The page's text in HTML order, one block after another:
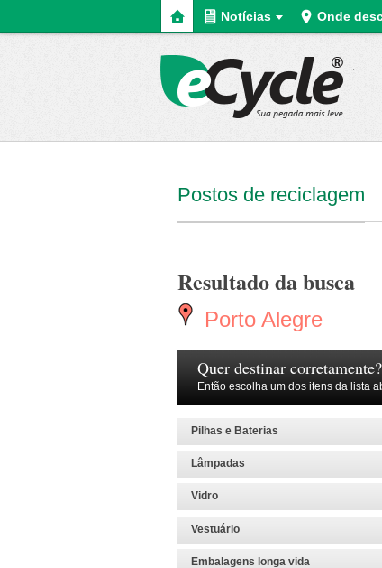
HomeNotícias Onde
Postos de reciclagem
Resultado da busca
Porto Alegre
Quer destinar corretamente?
Então escolha um dos itens da lista
Pilhas e Baterias
Lâmpadas
Vidro
Vestuário
Embalagens longa vida